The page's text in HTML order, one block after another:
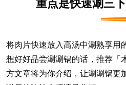
重点是快速涮三
将肉片快速放入高汤中涮熟享用
想好好品尝涮涮锅的话，推荐「
方文章将为你介绍，让涮涮锅更